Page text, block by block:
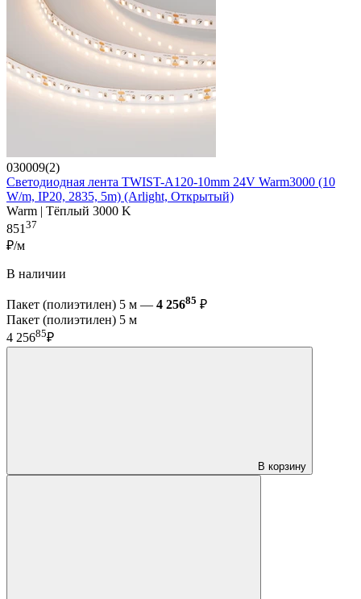
030009(2)
Светодиодная лента TWIST-A120-10mm 24V Warm3000 (10
W/m, IP20, 2835, 5m) (Arlight, Открытый)
Warm | Тёплый 3000 K
851 37
₽/м
В наличии
Пакет (полиэтилен) 5 м — 4 25685 ₽
Пакет (полиэтилен) 5 м
4 25685₽
В корзину